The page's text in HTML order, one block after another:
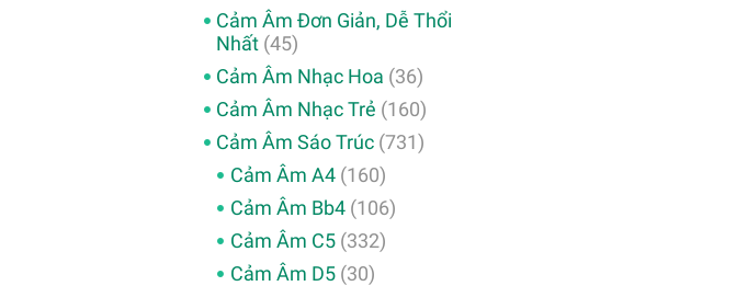
Cảm Âm Đơn Giản, Dễ Thổi
Nhất (45)
Cảm Âm Nhạc Hoa (36)
Cảm Âm Nhạc Trẻ (160)
Cảm Âm Sáo Trúc (731)
Cảm Âm A4(160)
Cảm Âm Bb4(106)
Cảm Âm C5(332)
Cảm Âm D5(30)